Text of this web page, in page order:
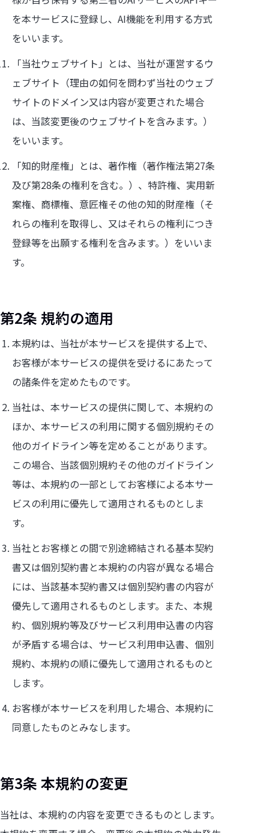
を本サービスに登録し、AI機能を利用する方式
をいいます。
「当社ウェブサイト」とは、当社が運営するウ
ェブサイト（理由の如何を問わず当社のウェブ
サイトのドメイン又は内容が変更された場合
は、当該変更後のウェブサイトを含みます。）
をいいます。
「知的財産権」とは、著作権（著作権法第27条
及び第28条の権利を含む。）、特許権、実用新
案権、商標権、意匠権その他の知的財産権（そ
れらの権利を取得し、又はそれらの権利につき
登録等を出願する権利を含みます。）をいいま
す。
第2条 規約の適用
本規約は、当社が本サービスを提供する上で、
お客様が本サービスの提供を受けるにあたって
の諸条件を定めたものです。
当社は、本サービスの提供に関して、本規約の
ほか、本サービスの利用に関する個別規約その
他のガイドライン等を定めることがあります。
この場合、当該個別規約その他のガイドライン
等は、本規約の一部としてお客様による本サー
ビスの利用に優先して適用されるものとしま
す。
当社とお客様との間で別途締結される基本契約
書又は個別契約書と本規約の内容が異なる場合
には、当該基本契約書又は個別契約書の内容が
優先して適用されるものとします。また、本規
約、個別規約等及びサービス利用申込書の内容
が矛盾する場合は、サービス利用申込書、個別
規約、本規約の順に優先して適用されるものと
します。
お客様が本サービスを利用した場合、本規約に
同意したものとみなします。
第3条 本規約の変更
当社は、本規約の内容を変更できるものとします。